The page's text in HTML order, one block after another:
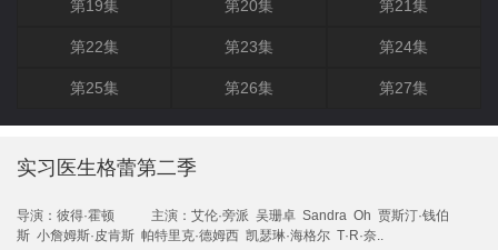
第19集 第20集 第21集
第22集 第23集 第24集
第25集 第26集 第27集
实习医生格蕾第二季
导演： 彼得·霍顿 主演： 艾伦·旁派 吴珊卓 Sandra Oh 贾斯汀·钱伯
斯 小詹姆斯·皮肯斯 帕特里克·德姆西 凯瑟琳·海格尔 T·R·奈..